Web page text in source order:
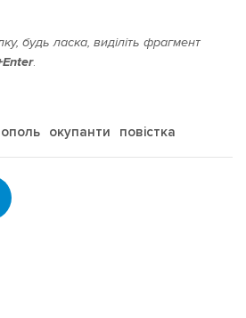
будь ласка, виділіть фрагмент
.
окупанти повістка